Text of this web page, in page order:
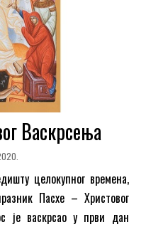
Васкрсења
целокупног времена,
Пасхе – Христовог
је васкрсао у први дан